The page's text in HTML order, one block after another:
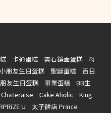
卡通蛋糕 雲石鏡面蛋糕
母
小朋友生日蛋糕 聖誕蛋糕
百日
友生日蛋糕 畢業蛋糕
BB生
Chateraise Cake Aholic
King
U
太子餅店 Prince